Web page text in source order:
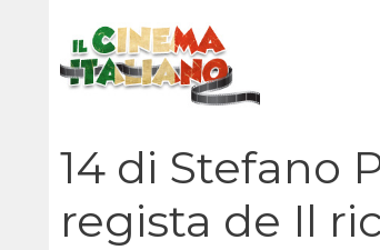
contenuto
14 di Stefano
regista de Il